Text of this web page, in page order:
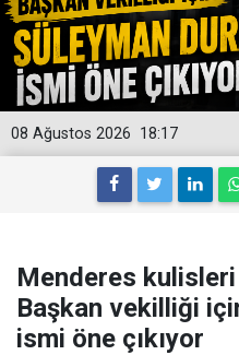
18:17
08 Ağustos 2026
Menderes
Başkan vekilliği
ismi öne çıkıyor